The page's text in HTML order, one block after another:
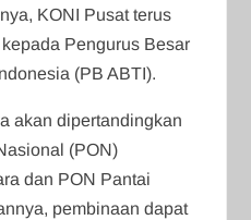
KONI Pusat terus
Pengurus Besar
(PB ABTI).
akan dipertandingkan
(PON)
dan PON Pantai
pembinaan dapat